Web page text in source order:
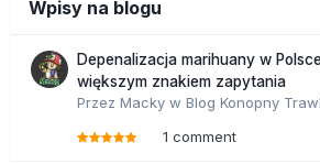
Wpisy na blogu
Depenalizacja marihuany w
większym znakiem zapytania
Przez Macky w Blog Konopny
1 comment